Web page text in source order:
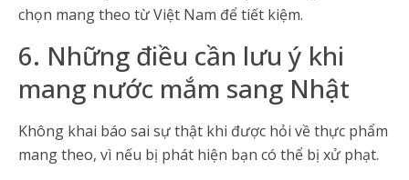
chọn mang theo từ Việt Nam để tiết kiệm.
6. Những điều cần lưu ý khi
mang nước mắm sang Nhật
Không khai báo sai sự thật khi được hỏi về thực phẩm
mang theo, vì nếu bị phát hiện bạn có thể bị xử phạt.